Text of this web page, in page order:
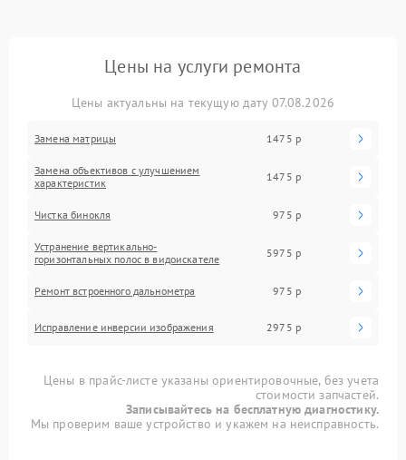
Цены на услуги ремонта
Цены актуальны на текущую дату 07.08.2026
Замена матрицы 1475 р
Замена объективов с улучшением
характеристик
1475 р
Чистка бинокля 975 р
Устранение вертикально-
горизонтальных полос в видоискателе
5975 р
Ремонт встроенного дальнометра 975 р
Исправление инверсии изображения 2975 р
Цены в прайс-листе указаны ориентировочные, без учета
стоимости запчастей.
Записывайтесь на бесплатную диагностику.
Мы проверим ваше устройство и укажем на неисправность.